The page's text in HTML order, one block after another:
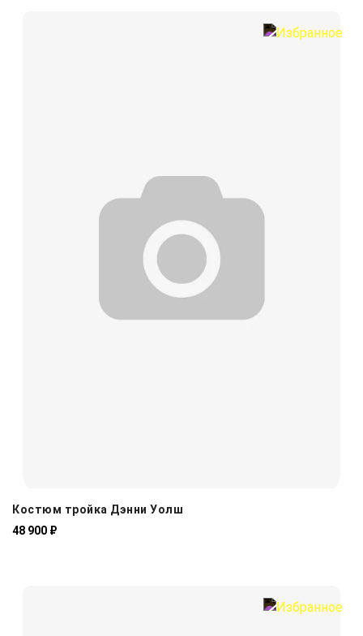
Костюм тройка Дэнни Уолш
48 900 ₽